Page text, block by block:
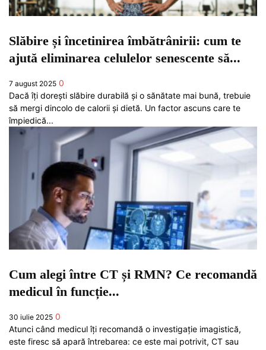
Slăbire și încetinirea îmbătrânirii: cum te
ajută eliminarea celulelor senescente să...
7 august 2025 0
Dacă îți dorești slăbire durabilă și o sănătate mai bună, trebuie
să mergi dincolo de calorii și dietă. Un factor ascuns care te
împiedică...
Cum alegi între CT și RMN? Ce recomandă
medicul în funcție...
30 iulie 2025 0
Atunci când medicul îți recomandă o investigație imagistică,
este firesc să apară întrebarea: ce este mai potrivit, CT sau